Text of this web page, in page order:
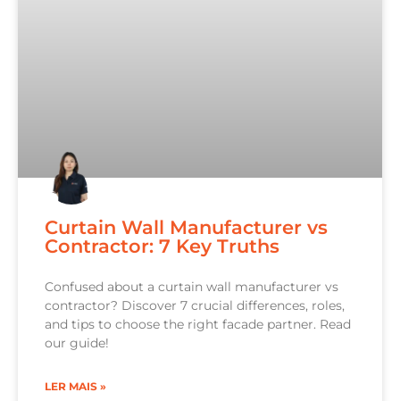
Curtain Wall Manufacturer vs
Contractor: 7 Key Truths
Confused about a curtain wall manufacturer vs
contractor? Discover 7 crucial differences, roles,
and tips to choose the right facade partner. Read
our guide!
LER MAIS »